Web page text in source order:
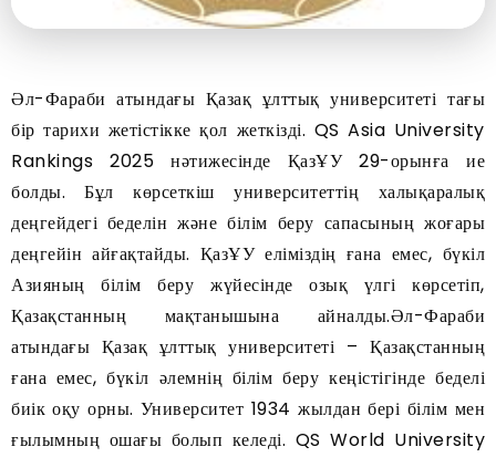
Әл-Фараби атындағы Қазақ ұлттық университеті тағы
бір тарихи жетістікке қол жеткізді. QS Asia University
Rankings 2025 нәтижесінде ҚазҰУ 29-орынға ие
болды. Бұл көрсеткіш университеттің халықаралық
деңгейдегі беделін және білім беру сапасының жоғары
деңгейін айғақтайды. ҚазҰУ еліміздің ғана емес, бүкіл
Азияның білім беру жүйесінде озық үлгі көрсетіп,
Қазақстанның мақтанышына айналды.Әл-Фараби
атындағы Қазақ ұлттық университеті – Қазақстанның
ғана емес, бүкіл әлемнің білім беру кеңістігінде беделі
биік оқу орны. Университет 1934 жылдан бері білім мен
ғылымның ошағы болып келеді. QS World University